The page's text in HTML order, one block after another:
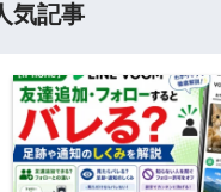
気記事